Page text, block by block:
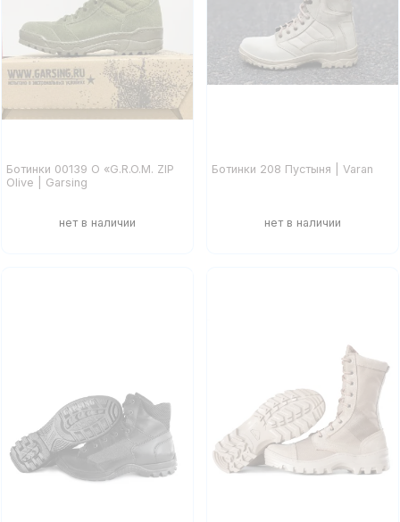
Ботинки 00139 O «G.R.O.M. ZIP
Olive | Garsing
Ботинки 208 Пустыня | Varan